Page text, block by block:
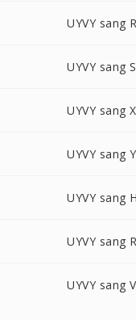
UYVY sang
UYVY sang
UYVY sang
UYVY sang
UYVY sang
UYVY sang
UYVY sang